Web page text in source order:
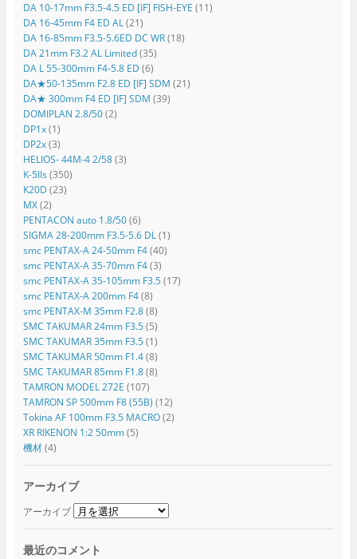
DA 10-17mm F3.5-4.5 ED [IF] FISH-EYE (11)
DA 16-45mm F4 ED AL(21)
DA 16-85mm F3.5-5.6ED DC WR(18)
DA 21mm F3.2 AL Limited(35)
DA L 55-300mm F4-5.8 ED (6)
DA★50-135mm F2.8 ED [IF] SDM (21)
DA★ 300mm F4 ED [IF] SDM (39)
DOMIPLAN 2.8/50(2)
DP1x(1)
DP2x(3)
HELIOS- 44M-4 2/58(3)
K-5IIs (350)
K20D (23)
MX(2)
PENTACON auto 1.8/50(6)
SIGMA 28-200mm F3.5-5.6 DL(1)
smc PENTAX-A 24-50mm F4(40)
smc PENTAX-A 35-70mm F4(3)
smc PENTAX-A 35-105mm F3.5(17)
smc PENTAX-A 200mm F4(8)
smc PENTAX-M 35mm F2.8(8)
SMC TAKUMAR 24mm F3.5(5)
SMC TAKUMAR 35mm F3.5(1)
SMC TAKUMAR 50mm F1.4(8)
SMC TAKUMAR 85mm F1.8(8)
TAMRON MODEL 272E (107)
TAMRON SP 500mm F8 (55B) (12)
Tokina AF 100mm F3.5 MACRO(2)
XR RIKENON 1:2 50mm(5)
機材(4)
アーカイブ
アーカイブ
最近のコメント